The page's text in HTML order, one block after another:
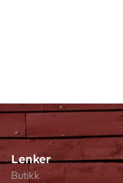
Lenker
Butikk